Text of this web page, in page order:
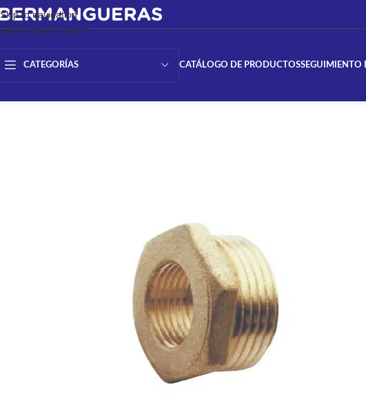
Skip to navigation
Skip to main content
CATEGORÍAS CATÁLOGO DE PRODUCTOSSEGUIMIENTO